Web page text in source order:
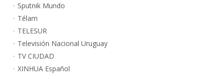
Sputnik Mundo
Télam
TELESUR
Televisión Nacional Uruguay
TV CIUDAD
XINHUA Español